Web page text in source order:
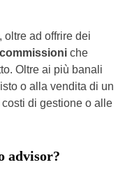
oltre ad offrire dei
che
Oltre ai più banali
o alla vendita di un
di gestione o alle
advisor?